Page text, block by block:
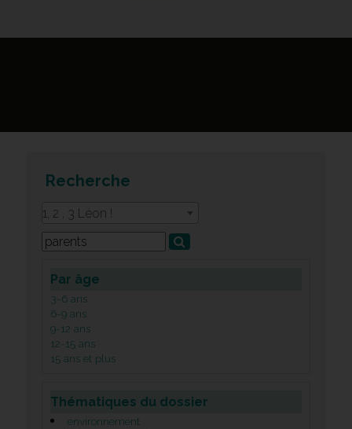
Recherche
1, 2 , 3 Léon !
Par âge
3-6 ans
6-9 ans
9-12 ans
12-15 ans
15 ans et plus
Thématiques du dossier
environnement